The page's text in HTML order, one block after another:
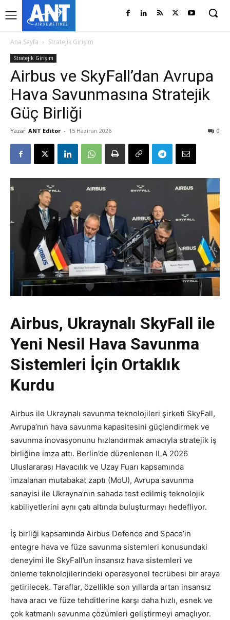
Ana Sayfa Stratejik Girişim
Stratejik Girişim
Airbus ve SkyFall’dan Avrupa
Hava Savunmasına Stratejik
Güç Birliği
Yazar ANT Editor - 15 Haziran 2026 0
Airbus, Ukraynalı SkyFall ile
Yeni Nesil Hava Savunma
Sistemleri İçin Ortaklık
Kurdu
Airbus ile Ukraynalı savunma teknolojileri şirketi SkyFall,
Avrupa’nın hava savunma kapasitesini güçlendirmek ve
savunma inovasyonunu hızlandırmak amacıyla stratejik iş
birliğine imza attı. Berlin’de düzenlenen ILA 2026
Uluslararası Havacılık ve Uzay Fuarı kapsamında
imzalanan mutabakat zaptı (MoU), Avrupa savunma
sanayisi ile Ukrayna’nın sahada test edilmiş teknolojik
kabiliyetlerini aynı çatı altında buluşturmayı hedefliyor.
İş birliği kapsamında Airbus Defence and Space’in
entegre hava ve füze savunma sistemleri konusundaki
deneyimi ile SkyFall’un insansız hava sistemleri ve
önleme teknolojilerindeki operasyonel tecrübesi bir araya
getirilecek. Taraflar, özellikle son yıllarda artan insansız
hava aracı ve füze tehditlerine karşı daha hızlı, esnek ve
çok katmanlı savunma çözümleri geliştirmeyi amaçlıyor.